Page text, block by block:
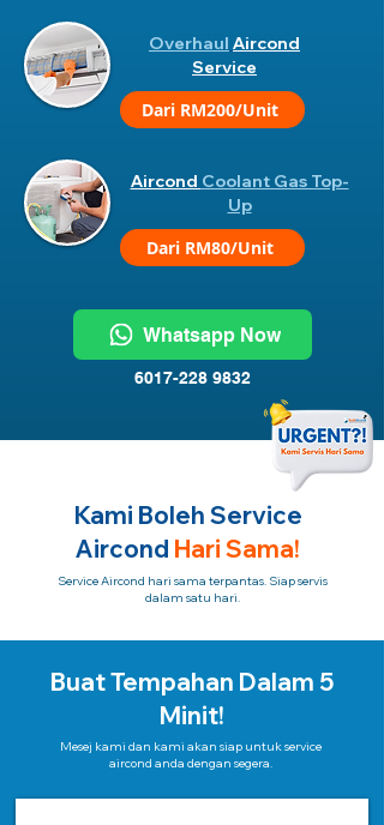
Overhaul Aircond
Service
Dari RM200/Unit
Aircond Coolant Gas Top-
Up
Dari RM80/Unit
Whatsapp Now
6017-228 9832
Kami Boleh Service
Aircond Hari Sama!
Service Aircond hari sama terpantas. Siap servis
dalam satu hari.
Buat Tempahan Dalam 5
Minit!
Mesej kami dan kami akan siap untuk service
aircond anda dengan segera.